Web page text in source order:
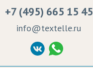
ПД
+7 (495) 665 15 45
info@textelle.ru